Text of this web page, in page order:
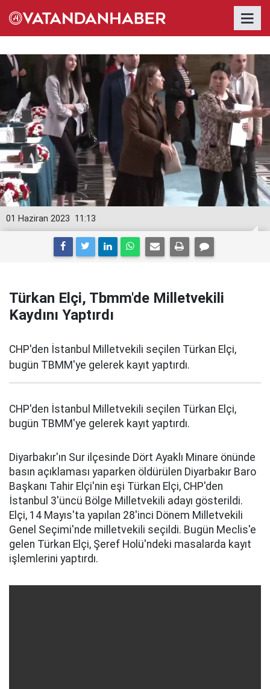
11:13
01 Haziran 2023
Türkan Elçi, Tbmm'de Milletvekili
Kaydını Yaptırdı
CHP'den İstanbul Milletvekili seçilen Türkan Elçi,
bugün TBMM'ye gelerek kayıt yaptırdı.
CHP'den İstanbul Milletvekili seçilen Türkan Elçi,
bugün TBMM'ye gelerek kayıt yaptırdı.
Diyarbakır'ın Sur ilçesinde Dört Ayaklı Minare önünde
basın açıklaması yaparken öldürülen Diyarbakır Baro
Başkanı Tahir Elçi'nin eşi Türkan Elçi, CHP'den
İstanbul 3'üncü Bölge Milletvekili adayı gösterildi.
Elçi, 14 Mayıs'ta yapılan 28'inci Dönem Milletvekili
Genel Seçimi'nde milletvekili seçildi. Bugün Meclis'e
gelen Türkan Elçi, Şeref Holü'ndeki masalarda kayıt
işlemlerini yaptırdı.